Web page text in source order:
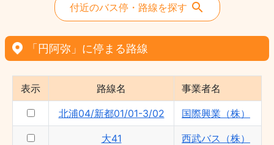
付近のバス停・路線を探す
「円阿弥」に停まる路線
表示 路線名 事業者名
北浦04/新都01/01-3/02 国際興業（株）
大41 西武バス（株）